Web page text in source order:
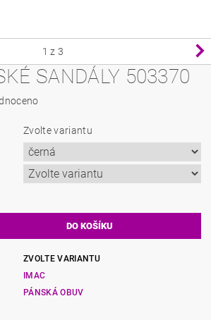
1 z 3
SANDÁLY 503370
Zvolte variantu
ZVOLTE VARIANTU
IMAC
PÁNSKÁ OBUV